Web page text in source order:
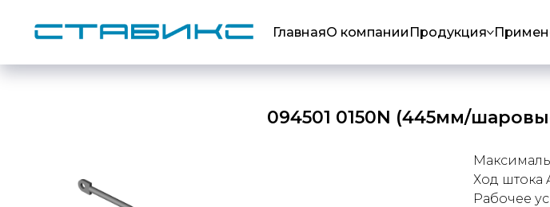
ГлавнаяО компании Продукция
094501 0150N (445мм/
Ход штока
Рабочее